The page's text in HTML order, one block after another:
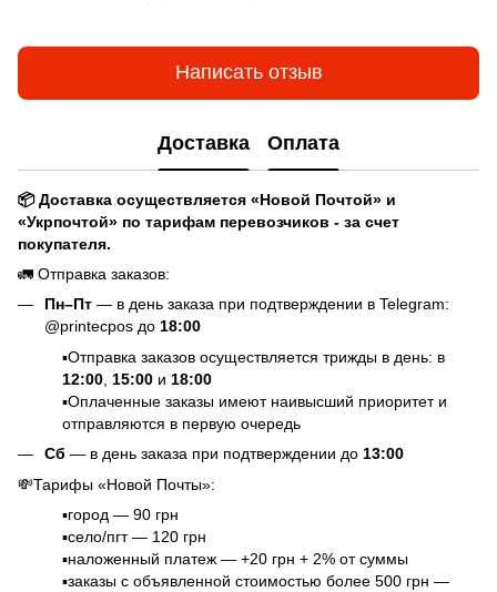
Написать отзыв
Доставка Оплата
📦 Доставка осуществляется «Новой Почтой» и
«Укрпочтой» по тарифам перевозчиков - за счет
покупателя.
🚛 Отправка заказов:
Пн–Пт — в день заказа при подтверждении в Telegram:
@printecpos до 18:00
▪️Отправка заказов осуществляется трижды в день: в
12:00 15:00 и 18:00
▪️Оплаченные заказы имеют наивысший приоритет и
отправляются в первую очередь
Сб — в день заказа при подтверждении до 13:00
💸Тарифы «Новой Почты»:
▪️город — 90 грн
▪️село/пгт — 120 грн
▪️наложенный платеж — +20 грн + 2% от суммы
▪️заказы с объявленной стоимостью более 500 грн —